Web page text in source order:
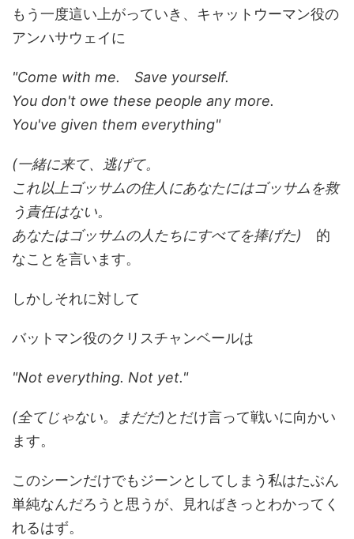
もう一度這い上がっていき、キャットウーマン役の
アンハサウェイに
"Come with me. Save yourself.
You don't owe these people any more.
You've given them everything"
(一緒に来て、逃げて。
これ以上ゴッサムの住人にあなたにはゴッサムを救
う責任はない。
あなたはゴッサムの人たちにすべてを捧げた) 的
なことを言います。
しかしそれに対して
バットマン役のクリスチャンベールは
"Not everything. Not yet."
(全てじゃない。まだだ) とだけ言って戦いに向かい
ます。
このシーンだけでもジーンとしてしまう私はたぶん
単純なんだろうと思うが、見ればきっとわかってく
れるはず。